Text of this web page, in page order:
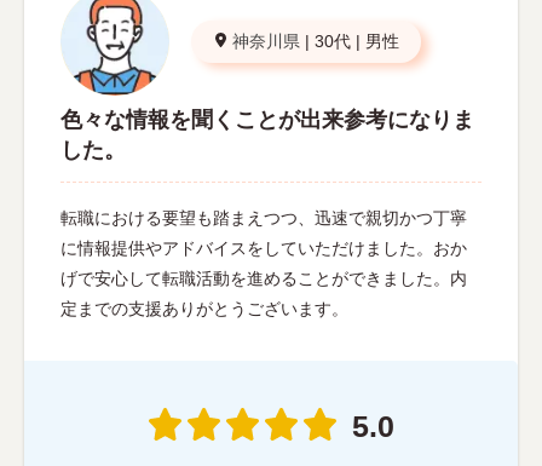
神奈川県 | 30代 | 男性
色々な情報を聞くことが出来参考になりま
した。
転職における要望も踏まえつつ、迅速で親切かつ丁寧
に情報提供やアドバイスをしていただけました。おか
げで安心して転職活動を進めることができました。内
定までの支援ありがとうございます。
5.0